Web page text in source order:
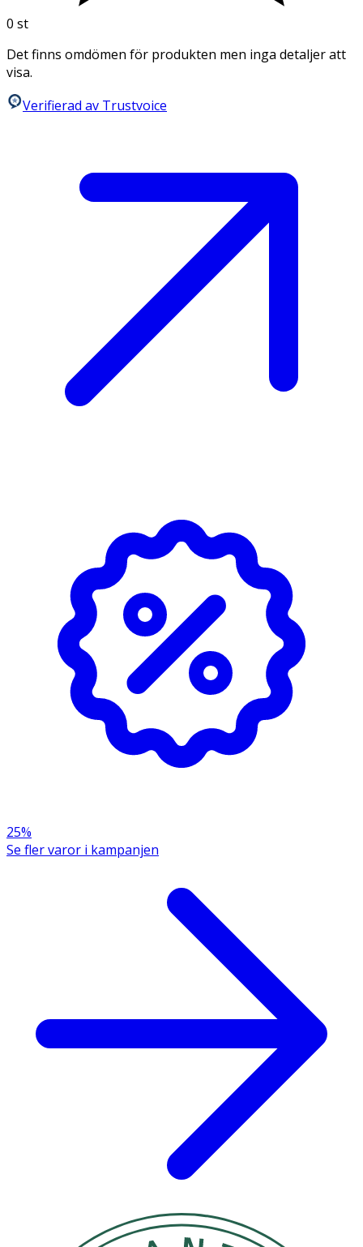
0 st
Det finns omdömen för produkten men inga detaljer att
visa.
Verifierad av Trustvoice
25%
Se fler varor i kampanjen